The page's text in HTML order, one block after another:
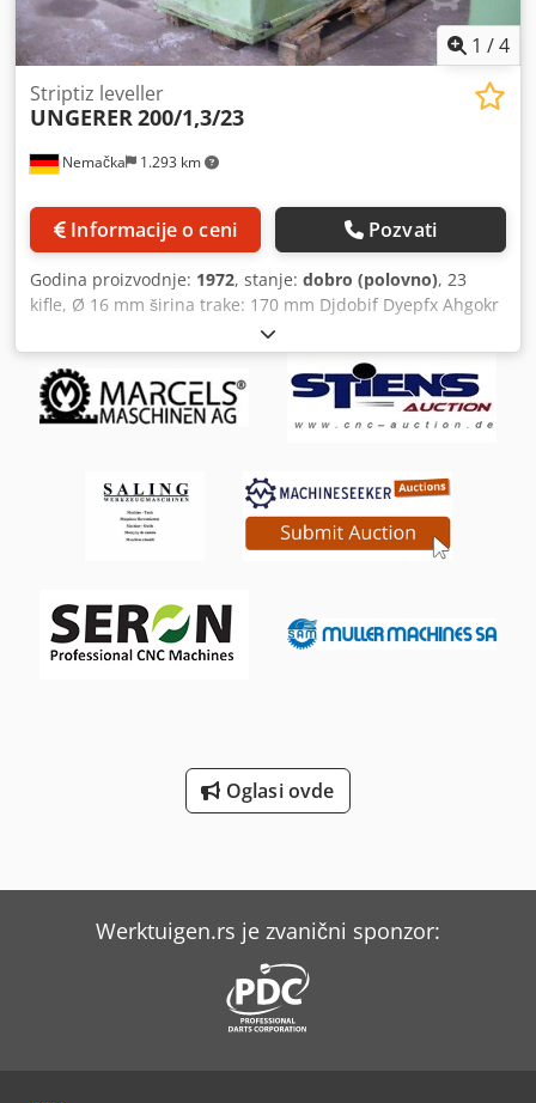
1 /4
Nemačka 1.293 km
Striptiz leveller
UNGERER 200/1,3/23
Informacije o ceni Pozvati
Godina proizvodnje: 1972, stanje: dobro (polovno), 23
kifle, Ø 16 mm širina trake: 170 mm Djdobif Dyepfx Ahgokr
Oglasi ovde
Werktuigen.rs je zvanični sponzor: